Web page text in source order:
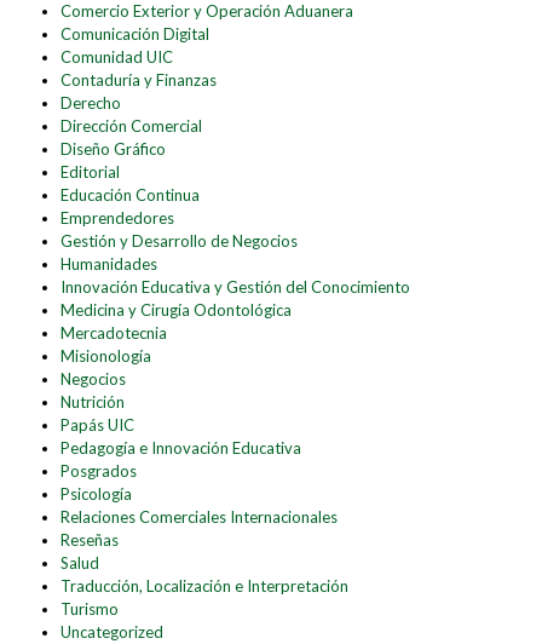
Comercio Exterior y Operación Aduanera
Comunicación Digital
Comunidad UIC
Contaduría y Finanzas
Derecho
Dirección Comercial
Diseño Gráfico
Editorial
Educación Continua
Emprendedores
Gestión y Desarrollo de Negocios
Humanidades
Innovación Educativa y Gestión del Conocimiento
Medicina y Cirugía Odontológica
Mercadotecnia
Misionología
Negocios
Nutrición
Papás UIC
Pedagogía e Innovación Educativa
Posgrados
Psicología
Relaciones Comerciales Internacionales
Reseñas
Salud
Traducción, Localización e Interpretación
Turismo
Uncategorized